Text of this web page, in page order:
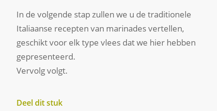
In de volgende stap zullen we u de traditionele
Italiaanse recepten van marinades vertellen,
geschikt voor elk type vlees dat we hier hebben
gepresenteerd.
Vervolg volgt.
Deel dit stuk